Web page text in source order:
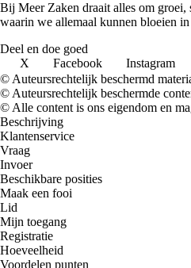
Bij Meer Zaken draait alles om groei,
waarin we allemaal kunnen bloeien
Deel en doe goed
X
Facebook Instagram
© Auteursrechtelijk beschermd
© Auteursrechtelijk beschermde
© Alle content is ons eigendom en
Beschrijving
Klantenservice
Vraag
Invoer
Beschikbare posities
Maak een fooi
Lid
Mijn toegang
Registratie
Hoeveelheid
Voordelen punten